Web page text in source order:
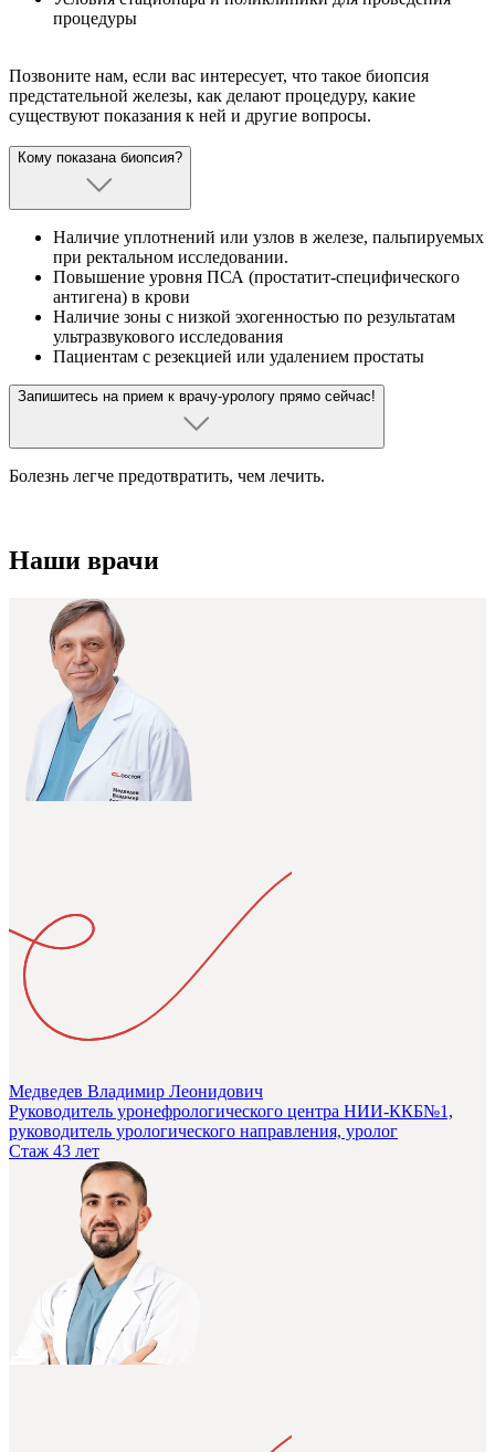
процедуры
Позвоните нам, если вас интересует, что такое биопсия
предстательной железы, как делают процедуру, какие
существуют показания к ней и другие вопросы.
Кому показана биопсия?
Наличие уплотнений или узлов в железе, пальпируемых
при ректальном исследовании.
Повышение уровня ПСА (простатит-специфического
антигена) в крови
Наличие зоны с низкой эхогенностью по результатам
ультразвукового исследования
Пациентам с резекцией или удалением простаты
Запишитесь на прием к врачу-урологу прямо сейчас!
Болезнь легче предотвратить, чем лечить.
Наши врачи
Медведев Владимир Леонидович
Руководитель уронефрологического центра НИИ-ККБ№1,
руководитель урологического направления, уролог
Стаж 43 лет